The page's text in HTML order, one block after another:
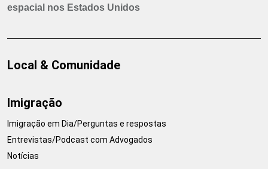
espacial nos Estados Unidos
Local & Comunidade
Imigração
Imigração em Dia/Perguntas e respostas
Entrevistas/Podcast com Advogados
Notícias